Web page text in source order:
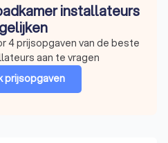
installateurs
4 prijsopgaven van de beste
aan te vragen
prijsopgaven